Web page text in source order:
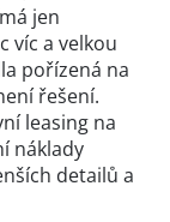
jen
víc a velkou
pořízená na
řešení.
leasing na
náklady
detailů a